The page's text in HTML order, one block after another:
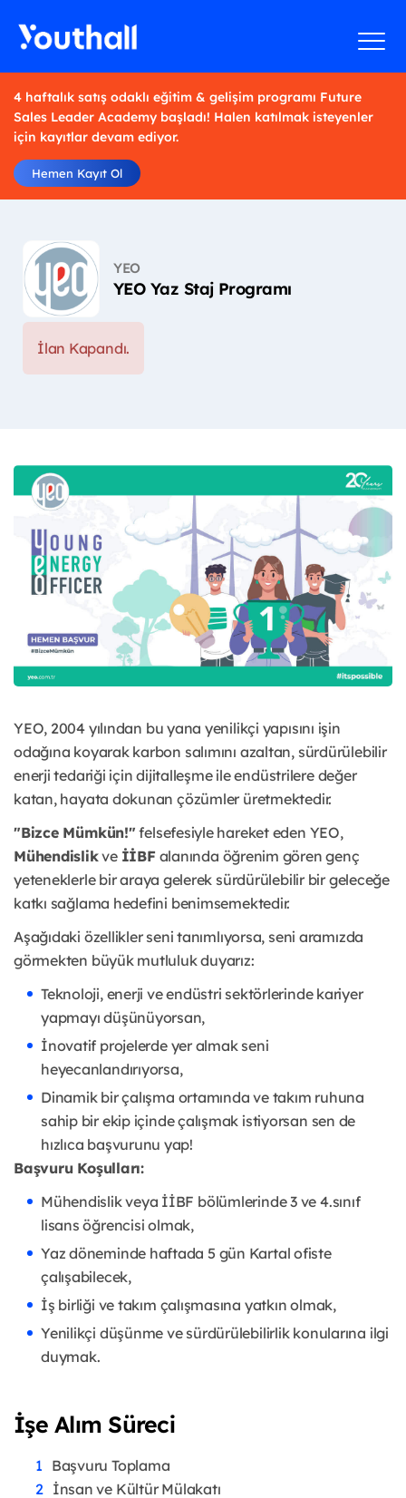
4 haftalık satış odaklı eğitim & gelişim programı Future
Sales Leader Academy başladı! Halen katılmak isteyenler
için kayıtlar devam ediyor.
Hemen Kayıt Ol
YEO
YEO Yaz Staj Programı
İlan Kapandı.
YEO, 2004 yılından bu yana yenilikçi yapısını işin
odağına koyarak karbon salımını azaltan, sürdürülebilir
enerji tedariği için dijitalleşme ile endüstrilere değer
katan, hayata dokunan çözümler üretmektedir.
"Bizce Mümkün!" felsefesiyle hareket eden YEO,
Mühendislikve İİBF alanında öğrenim gören genç
yeteneklerle bir araya gelerek sürdürülebilir bir geleceğe
katkı sağlama hedefini benimsemektedir.
Aşağıdaki özellikler seni tanımlıyorsa, seni aramızda
görmekten büyük mutluluk duyarız:
Teknoloji, enerji ve endüstri sektörlerinde kariyer
yapmayı düşünüyorsan,
İnovatif projelerde yer almak seni
heyecanlandırıyorsa,
Dinamik bir çalışma ortamında ve takım ruhuna
sahip bir ekip içinde çalışmak istiyorsan sen de
hızlıca başvurunu yap!
Başvuru Koşulları:
Mühendislik veya İİBF bölümlerinde 3 ve 4.sınıf
lisans öğrencisi olmak,
Yaz döneminde haftada 5 gün Kartal ofiste
çalışabilecek,
İş birliği ve takım çalışmasına yatkın olmak,
Yenilikçi düşünme ve sürdürülebilirlik konularına ilgi
duymak.
İşe Alım Süreci
Başvuru Toplama
İnsan ve Kültür Mülakatı